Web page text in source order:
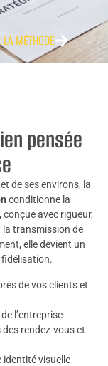
MÉTHODE
pensée
de ses environs, la
conditionne la
avec rigueur,
transmission de
elle devient un
fidélisation.
de vos clients et
l’entreprise
rendez-vous et
visuelle